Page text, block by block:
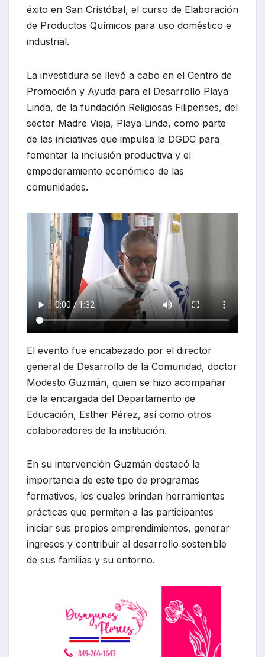
éxito en San Cristóbal, el curso de Elaboración
de Productos Químicos para uso doméstico e
industrial.
La investidura se llevó a cabo en el Centro de
Promoción y Ayuda para el Desarrollo Playa
Linda, de la fundación Religiosas Filipenses, del
sector Madre Vieja, Playa Linda, como parte
de las iniciativas que impulsa la DGDC para
fomentar la inclusión productiva y el
empoderamiento económico de las
comunidades.
El evento fue encabezado por el director
general de Desarrollo de la Comunidad, doctor
Modesto Guzmán, quien se hizo acompañar
de la encargada del Departamento de
Educación, Esther Pérez, así como otros
colaboradores de la institución.
En su intervención Guzmán destacó la
importancia de este tipo de programas
formativos, los cuales brindan herramientas
prácticas que permiten a las participantes
iniciar sus propios emprendimientos, generar
ingresos y contribuir al desarrollo sostenible
de sus familias y su entorno.